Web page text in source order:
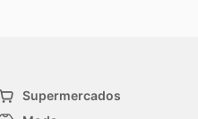
Supermercados